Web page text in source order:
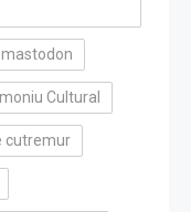
mastodon
Cultural
cutremur